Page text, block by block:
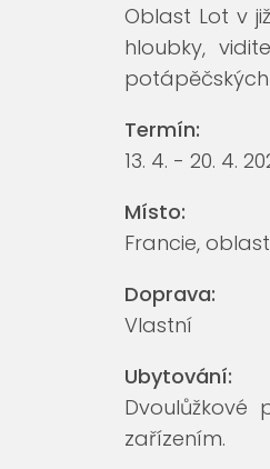
Oblast Lot v
hloubky,
Termín:
13. 4. - 20. 4.
Místo:
Francie,
Doprava:
Vlastní
Ubytování:
zařízením.